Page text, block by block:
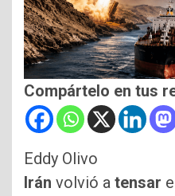
Compártelo en tus
Eddy Olivo
Irán volvió a tensar